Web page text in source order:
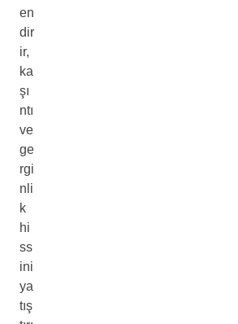
en
dir
ir,
ka
şı
ntı
ve
ge
rgi
nli
k
hi
ss
ini
ya
tış